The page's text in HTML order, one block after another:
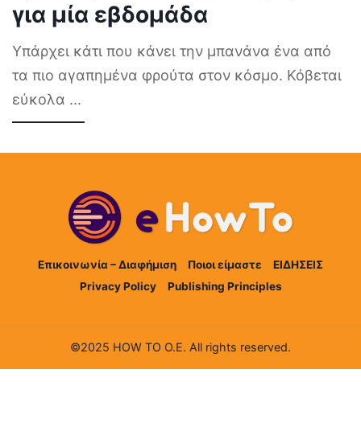
για μία εβδομάδα
Υπάρχει κάτι που κάνει την μπανάνα ένα από
τα πιο αγαπημένα φρούτα στον κόσμο. Κόβεται
εύκολα ...
Επικοινωνία – Διαφήμιση Ποιοι είμαστε
ΕΙΔΗΣΕΙΣ
Privacy Policy
Publishing Principles
©2025 HOW TO Ο.Ε. All rights reserved.